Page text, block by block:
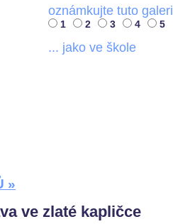
oznámkujte tuto
1 2 3 4 5
... jako ve škole
»
ve zlaté kapličce